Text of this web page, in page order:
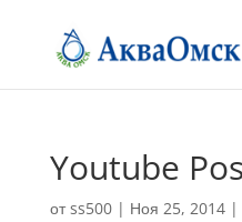
Youtube
отss500| Ноя 25, 2014|